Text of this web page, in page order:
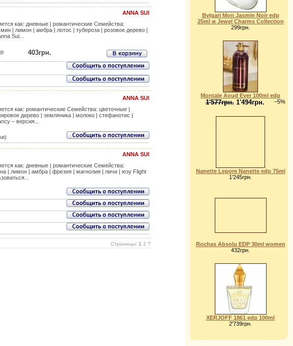
ANNA SUI
как: дневные | романтические Семейства:
| лимон | амбра | лотос | тубероза | розовое дерево |
Sui...
403грн.
ANNA SUI
как: романтические Семейства: цветочные |
дерево | земляника | молоко | стефанотис |
– версия...
ANNA SUI
как: дневные | романтические Семейства:
| лимон | амбра | фрезия | магнолия | личи | юзу Flight
Страницы: 1 2 ?
Bvlgari Mon Jasmin Noir edp
25ml ж Jewel Charms Collection
299грн.
Montale Aoud Ever 100ml edp
–5%
1'577грн.1'494грн.
Nanette Lepore Nanette edp 75ml
1'245грн.
Rochas Absolu EDP 30ml women
432грн.
XERJOFF 1861 edp 100ml
2'739грн.